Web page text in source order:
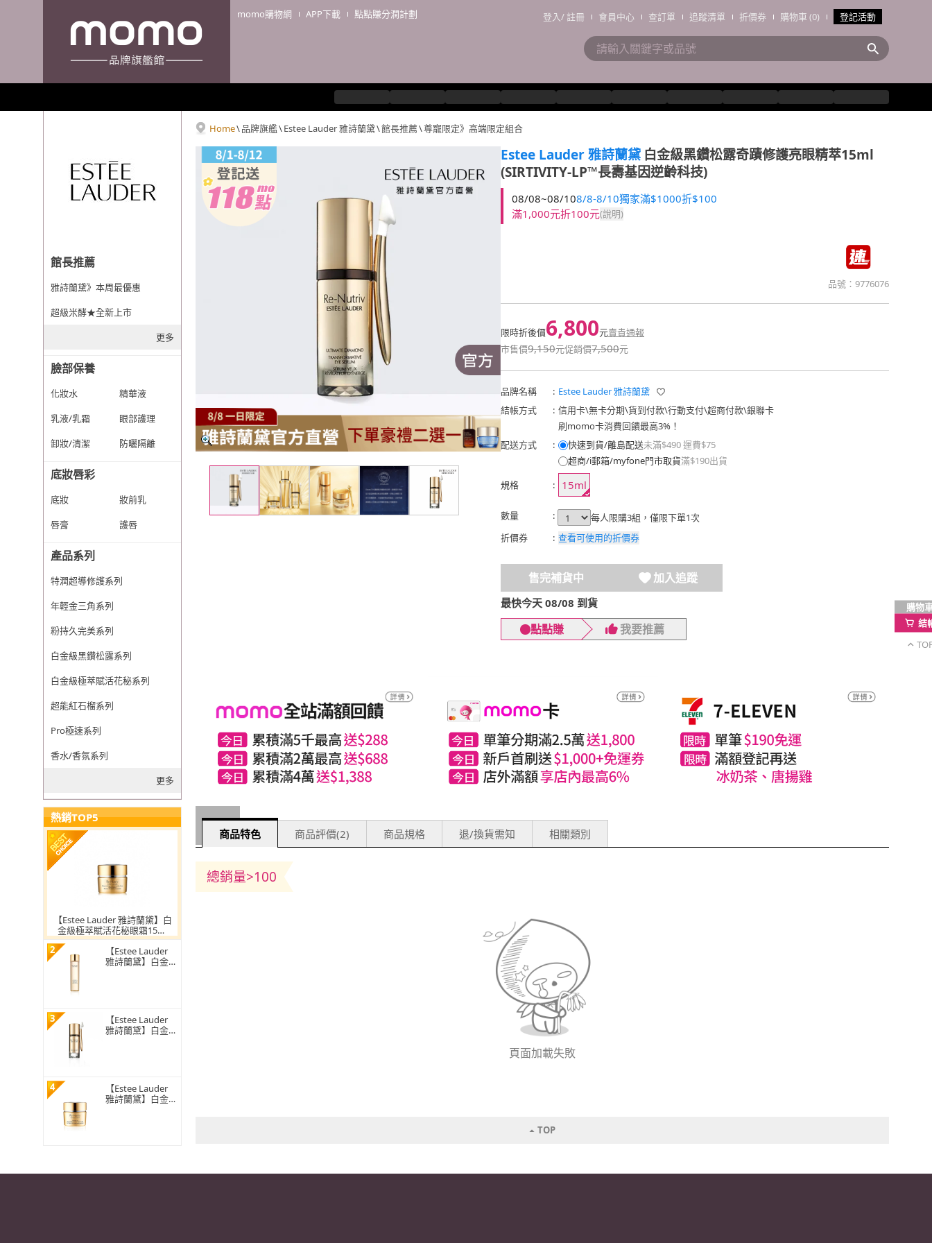
momo購物網 APP下載 點點賺分潤計劃 登入/註冊 會員中心 查訂單 追蹤清單 折價券 購物車 (0) 登記活動
館長推薦
雅詩蘭黛》本周最優惠
超級米酵★全新上市
更多
臉部保養
化妝水
精華液
乳液/乳霜
眼部護理
卸妝/清潔
防曬隔離
底妝唇彩
底妝
妝前乳
唇膏
護唇
產品系列
特潤超導修護系列
年輕金三角系列
粉持久完美系列
白金級黑鑽松露系列
白金級極萃賦活花秘系列
超能紅石榴系列
Pro極速系列
香水/香氛系列
更多
熱銷TOP5
【Estee Lauder 雅詩蘭黛】白
金級極萃賦活花秘眼霜15ml
(冰肌乳霜質地 一抹化水)
2
【Estee Lauder
雅詩蘭黛】白金級
3
【Estee Lauder
雅詩蘭黛】白金級
4
【Estee Lauder
雅詩蘭黛】白金級
Home\品牌旗艦\Estee Lauder 雅詩蘭黛\館長推薦\尊寵限定》高端限定組合
Estee Lauder 雅詩蘭黛 白金級黑鑽松露奇蹟修護亮眼精萃15ml
(SIRTIVITY-LP™長壽基因逆齡科技)
08/08~08/108/8-8/10獨家滿$1000折$100
滿1,000元折100元(說明)
品號： 9776076
限時折後價6,800元賣貴通報
市售價9,150元促銷價7,500元
品牌名稱 : Estee Lauder 雅詩蘭黛
結帳方式
: 信用卡\無卡分期\貨到付款\行動支付\超商付款\銀聯卡
刷momo卡消費回饋最高3%！
配送方式
: 快速到貨/離島配送未滿$490 運費$75
超商/i郵箱/myfone門市取貨滿$190出貨
規格
: 15ml
數量 :
每人限購3組，僅限下單1次
折價券
: 查看可使用的折價券
售完補貨中 加入追蹤
最快今天 08/08 到貨
點點賺 我要推薦
商品特色 商品評價(2) 商品規格 退/換貨需知 相關類別
總銷量>100
頁面加載失敗
TOP
購物
結